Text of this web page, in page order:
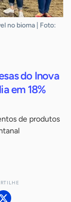
no bioma | Foto:
do Inova
em 18%
de produtos